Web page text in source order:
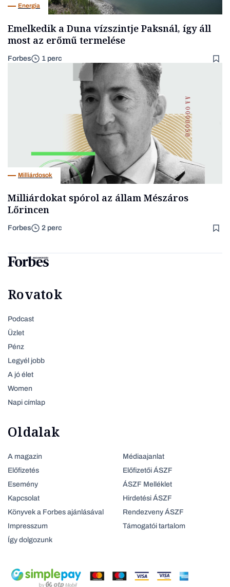
Energia
Emelkedik a Duna vízszintje Paksnál, így áll
most az erőmű termelése
Forbes 1 perc
Milliárdosok
Milliárdokat spórol az állam Mészáros
Lőrincen
Forbes 2 perc
Rovatok
Podcast
Üzlet
Pénz
Legyél jobb
A jó élet
Women
Napi címlap
Oldalak
A magazin
Előfizetés
Esemény
Kapcsolat
Könyvek a Forbes ajánlásával
Impresszum
Így dolgozunk
Médiaajanlat
Előfizetői ÁSZF
ÁSZF Melléklet
Hirdetési ÁSZF
Rendezveny ÁSZF
Támogatói tartalom